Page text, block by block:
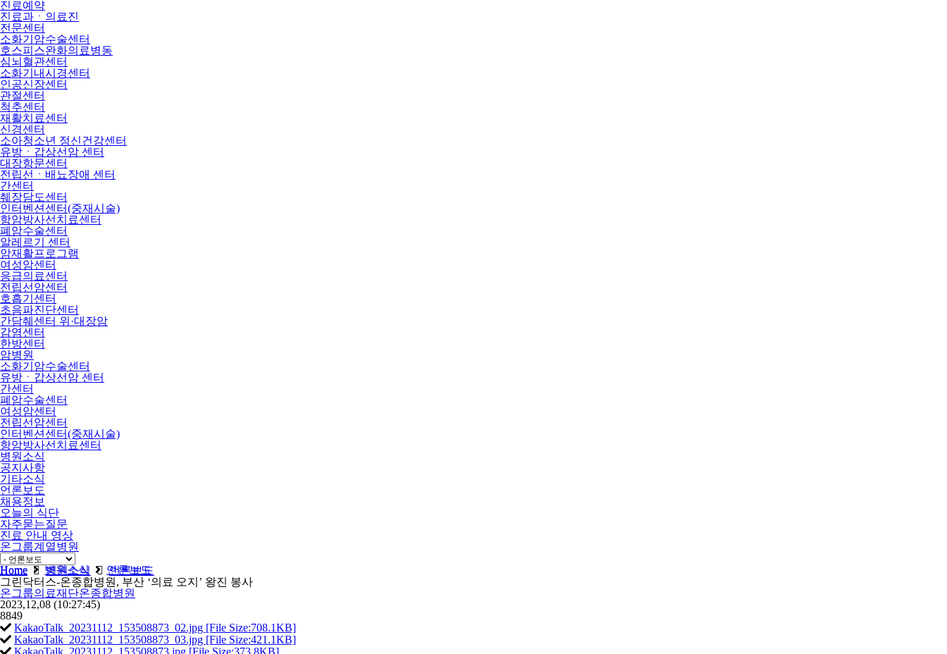
진료예약
진료과ㆍ의료진
전문센터
소화기암수술센터
호스피스완화의료병동
심뇌혈관센터
소화기내시경센터
인공신장센터
관절센터
척추센터
재활치료센터
신경센터
소아청소년 정신건강센터
유방ㆍ갑상선암 센터
대장항문센터
전립선ㆍ배뇨장애 센터
간센터
췌장담도센터
인터벤션센터(중재시술)
항암방사선치료센터
폐암수술센터
알레르기 센터
암재활프로그램
여성암센터
응급의료센터
전립선암센터
호흡기센터
초음파진단센터
간담췌센터 위·대장암
감염센터
한방센터
암병원
소화기암수술센터
유방ㆍ갑상선암 센터
간센터
폐암수술센터
여성암센터
전립선암센터
인터벤션센터(중재시술)
항암방사선치료센터
병원소식
공지사항
기타소식
언론보도
채용정보
오늘의 식단
자주묻는질문
진료 안내 영상
온그룹계열병원
비급여
Home
병원소식 언론보도
Home 병원소식
언론보도
그린닥터스-온종합병원, 부산 ‘의료 오지’ 왕진 봉사
온그룹의료재단온종합병원
2023,12,08 (10:27:45)
8849
KakaoTalk_20231112_153508873_02.jpg [File Size:708.1KB]
KakaoTalk_20231112_153508873_03.jpg [File Size:421.1KB]
KakaoTalk_20231112_153508873.jpg [File Size:373.8KB]